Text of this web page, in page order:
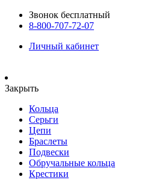
Звонок бесплатный
8-800-707-72-07
Личный кабинет
Закрыть
Кольца
Серьги
Цепи
Браслеты
Подвески
Обручальные кольца
Крестики